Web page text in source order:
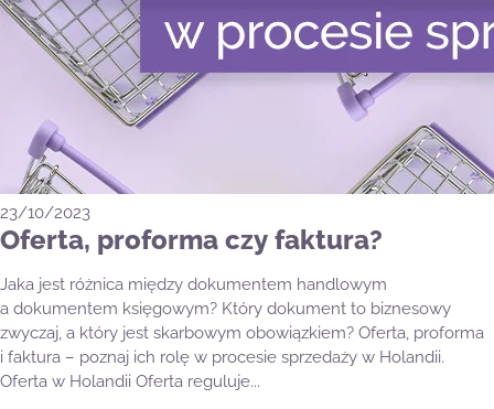
23/10/2023
Oferta, proforma czy faktura?
Jaka jest różnica między dokumentem handlowym
a dokumentem księgowym? Który dokument to biznesowy
zwyczaj, a który jest skarbowym obowiązkiem? Oferta, proforma
i faktura – poznaj ich rolę w procesie sprzedaży w Holandii.
Oferta w Holandii Oferta reguluje...